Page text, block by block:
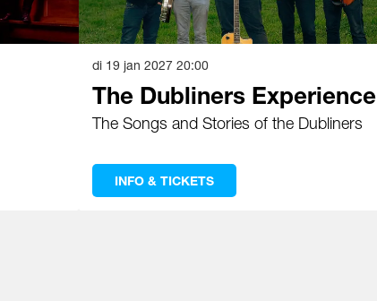
The Dubliners Experience
The Songs and Stories of the Dubliners
di 19 jan 202720:00
INFO & TICKETS